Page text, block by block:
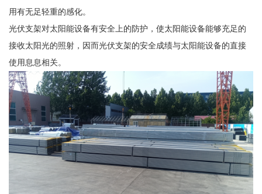
用有无足轻重的感化。
光伏支架对太阳能设备有安全上的防护，使太阳能设备能够充足的
接收太阳光的照射，因而光伏支架的安全成绩与太阳能设备的直接
使用息息相关。